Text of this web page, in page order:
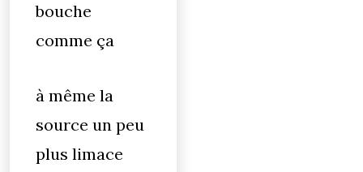
bouche
comme ça
à même la
source un peu
plus limace